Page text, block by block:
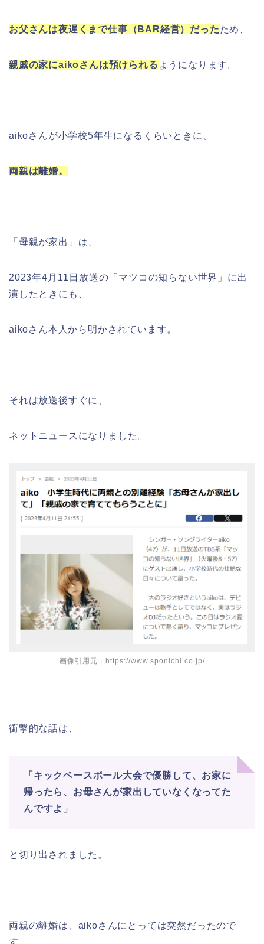
お父さんは夜遅くまで仕事（BAR経営）だったため、
親戚の家にaikoさんは預けられる ようになります。
aikoさんが小学校5年生になるくらいときに、
両親は離婚。
「母親が家出」は、
2023年4月11日放送の「マツコの知らない世界」に出
演したときにも、
aikoさん本人から明かされています。
それは放送後すぐに、
ネットニュースになりました。
画像引用元：https://www.sponichi.co.jp/
衝撃的な話は、
「キックベースボール大会で優勝して、 お家に
帰ったら、お母さんが家出していなくなってた
んですよ」
と切り出されました。
両親の離婚は、aikoさんにとっては突然だったので
す。